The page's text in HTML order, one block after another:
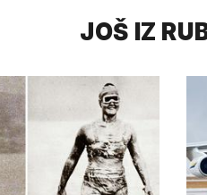
JOŠ IZ